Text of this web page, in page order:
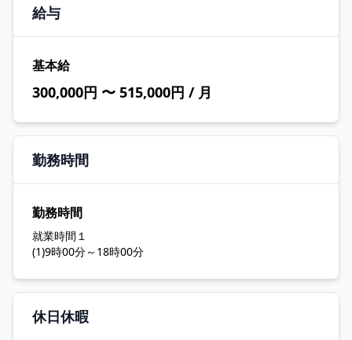
給与
基本給
300,000円 〜 515,000円 / 月
勤務時間
勤務時間
就業時間１
(1)9時00分～18時00分
休日休暇